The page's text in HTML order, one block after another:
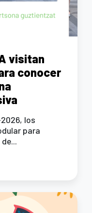
visitan
conocer
los
para